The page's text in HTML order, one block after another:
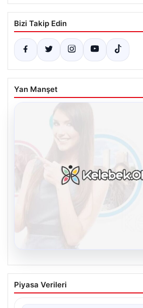
Bizi Takip Edin
Yan Manşet
08.08.2026
Kelebek sohbet platformu
İletişimin Sertifikalı Adresi
Piyasa Verileri